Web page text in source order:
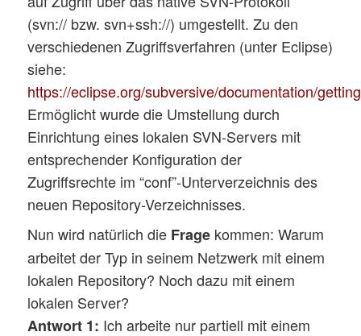
(svn:// bzw. svn+ssh://) umgestellt. Zu den
verschiedenen Zugriffsverfahren (unter Eclipse)
siehe:
https://eclipse.org/subversive/documentation/
Ermöglicht wurde die Umstellung durch
Einrichtung eines lokalen SVN-Servers mit
entsprechender Konfiguration der
Zugriffsrechte im “conf”-Unterverzeichnis des
neuen Repository-Verzeichnisses.
Nun wird natürlich die Frage kommen: Warum
arbeitet der Typ in seinem Netzwerk mit einem
lokalen Repository? Noch dazu mit einem
lokalen Server?
Antwort 1: Ich arbeite nur partiell mit einem